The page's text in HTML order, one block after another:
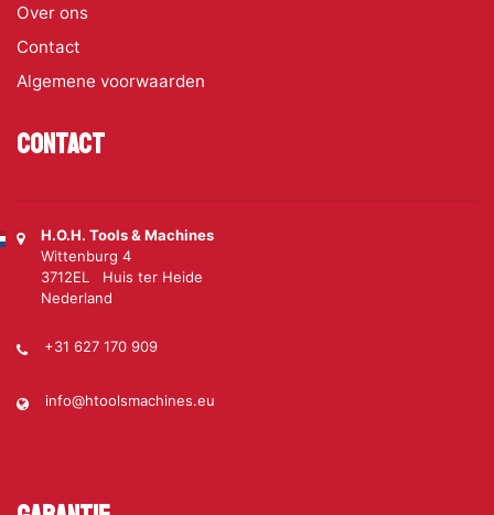
Over ons
Contact
Algemene voorwaarden
Contact
H.O.H. Tools & Machines
Wittenburg 4
3712EL Huis ter Heide
Nederland
+31 627 170 909
info@htoolsmachines.eu